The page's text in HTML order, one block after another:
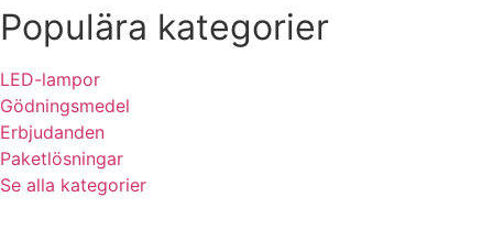
Populära kategorier
LED-lampor
Gödningsmedel
Erbjudanden
Paketlösningar
Se alla kategorier